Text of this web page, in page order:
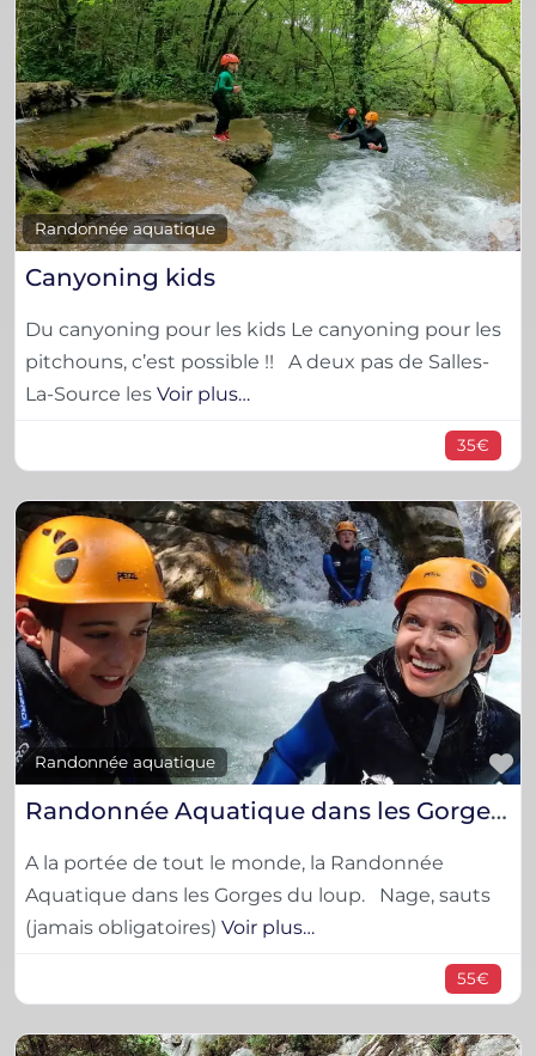
Randonnée aquatique
Canyoning kids
Du canyoning pour les kids Le canyoning pour les
pitchouns, c’est possible !! A deux pas de Salles-
La-Source les Voir plus…
35€
Randonnée aquatique
Randonnée Aquatique dans les Gorges du loup
A la portée de tout le monde, la Randonnée
Aquatique dans les Gorges du loup. Nage, sauts
(jamais obligatoires) Voir plus…
55€